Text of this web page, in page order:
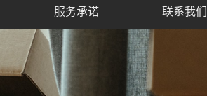
服务承诺 联系我们